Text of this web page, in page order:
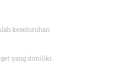
keseluruhan
yang dimiliki.